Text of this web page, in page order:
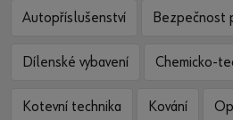
Autopříslušenství Bezpečnost
Dílenské vybavení Chemicko-
Kotevní technika Kování